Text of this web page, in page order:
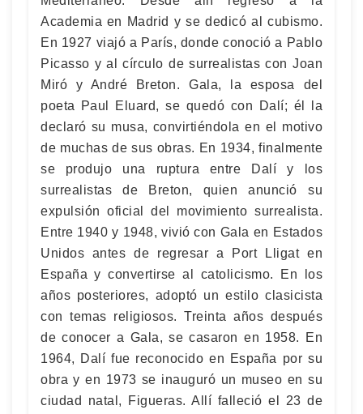
Academia en Madrid y se dedicó al cubismo.
En 1927 viajó a París, donde conoció a Pablo
Picasso y al círculo de surrealistas con Joan
Miró y André Breton. Gala, la esposa del
poeta Paul Eluard, se quedó con Dalí; él la
declaró su musa, convirtiéndola en el motivo
de muchas de sus obras. En 1934, finalmente
se produjo una ruptura entre Dalí y los
surrealistas de Breton, quien anunció su
expulsión oficial del movimiento surrealista.
Entre 1940 y 1948, vivió con Gala en Estados
Unidos antes de regresar a Port Lligat en
España y convertirse al catolicismo. En los
años posteriores, adoptó un estilo clasicista
con temas religiosos. Treinta años después
de conocer a Gala, se casaron en 1958. En
1964, Dalí fue reconocido en España por su
obra y en 1973 se inauguró un museo en su
ciudad natal, Figueras. Allí falleció el 23 de